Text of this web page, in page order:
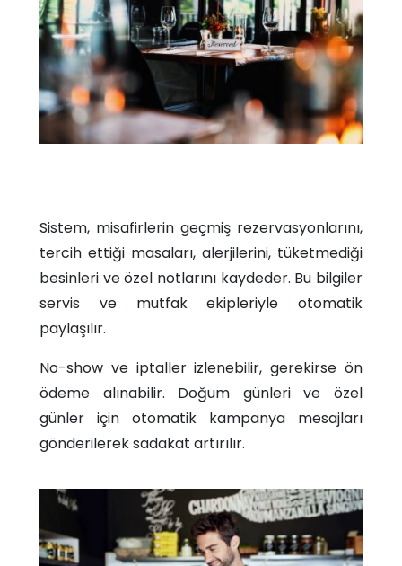
Sistem, misafirlerin geçmiş rezervasyonlarını,
tercih ettiği masaları, alerjilerini, tüketmediği
besinleri ve özel notlarını kaydeder. Bu bilgiler
servis ve mutfak ekipleriyle otomatik
paylaşılır.
No-show ve iptaller izlenebilir, gerekirse ön
ödeme alınabilir. Doğum günleri ve özel
günler için otomatik kampanya mesajları
gönderilerek sadakat artırılır.